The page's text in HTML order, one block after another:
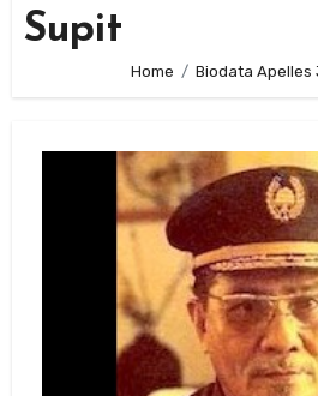
Supit
Home Biodata Apelles